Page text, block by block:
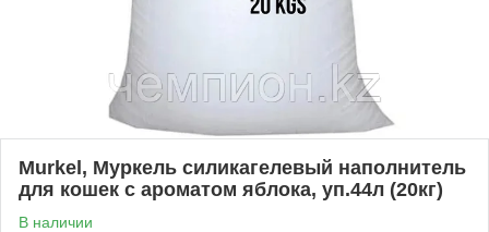
Murkel, Муркель силикагелевый наполнитель
для кошек с ароматом яблока, уп.44л (20кг)
В наличии